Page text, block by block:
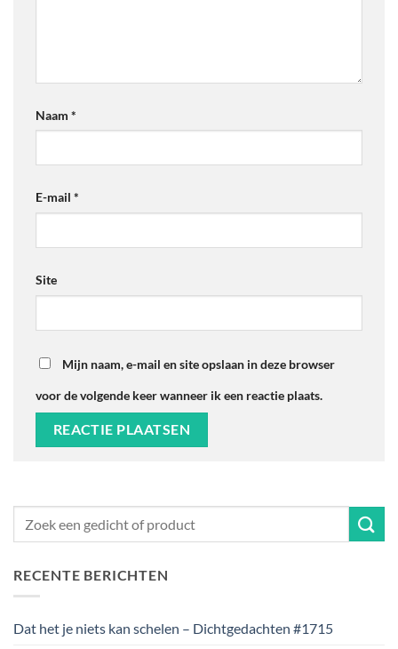
Naam *
E-mail *
Site
Mijn naam, e-mail en site opslaan in deze browser
voor de volgende keer wanneer ik een reactie plaats.
RECENTE BERICHTEN
Dat het je niets kan schelen – Dichtgedachten #1715